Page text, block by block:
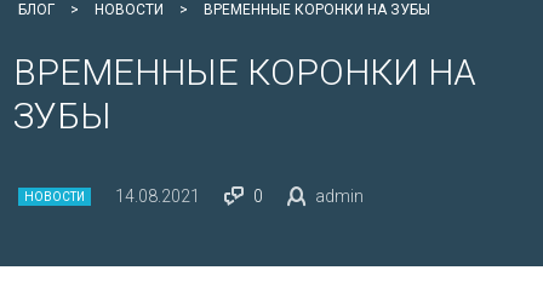
БЛОГ
> НОВОСТИ > ВРЕМЕННЫЕ КОРОНКИ НА ЗУБЫ
ВРЕМЕННЫЕ КОРОНКИ НА
ЗУБЫ
НОВОСТИ 14.08.2021 0 admin